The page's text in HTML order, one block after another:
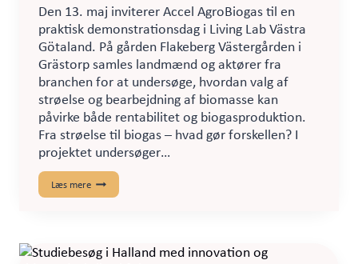
Den 13. maj inviterer Accel AgroBiogas til en
praktisk demonstrationsdag i Living Lab Västra
Götaland. På gården Flakeberg Västergården i
Grästorp samles landmænd og aktører fra
branchen for at undersøge, hvordan valg af
strøelse og bearbejdning af biomasse kan
påvirke både rentabilitet og biogasproduktion.
Fra strøelse til biogas – hvad gør forskellen? I
projektet undersøger…
Læs mere Demonstrationsdag:
Biogasstrøelse